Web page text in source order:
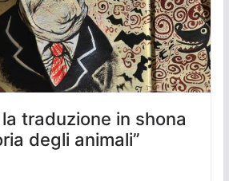
traduzione in shona
degli animali”